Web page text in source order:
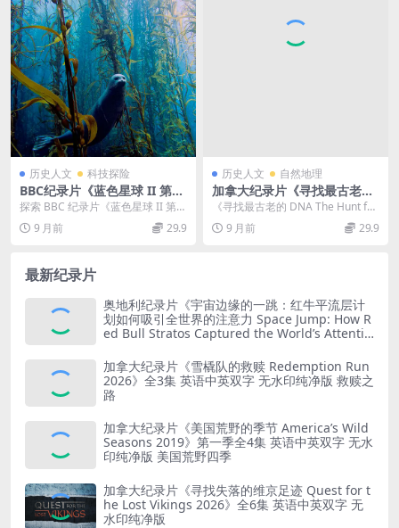
历史人文 科技探险
BBC纪录片《蓝色星球 II 第6
集：海岸 Blue Planet II ：Co
asts 2017》第二季第6集 英语
中字 1080P/TS/2.54GB 蓝色
探索 BBC 纪录片《蓝色星球 II 第6
集：海岸 Blue Planet II...
9 月前 29.9
历史人文 自然地理
加拿大纪录片《寻找最古老的
DNA The Hunt for the Olde
st DNA 2024》英语中英双字
无水印纯净版 1080P/MKV/2.
《寻找最古老的 DNA The Hunt for
the Oldest DNA ...
9 月前 29.9
最新纪录片
奥地利纪录片《宇宙边缘的一跳：红牛平流层计
划如何吸引全世界的注意力 Space Jump: How R
ed Bull Stratos Captured the World’s Attentio
划
加拿大纪录片《雪橇队的救赎 Redemption Run
2026》全3集 英语中英双字 无水印纯净版 救赎之
路
加拿大纪录片《美国荒野的季节 America’s Wild
Seasons 2019》第一季全4集 英语中英双字 无水
印纯净版 美国荒野四季
加拿大纪录片《寻找失落的维京足迹 Quest for t
he Lost Vikings 2026》全6集 英语中英双字 无
水印纯净版